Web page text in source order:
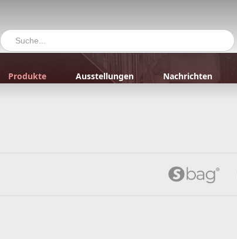
Produkte Ausstellungen Nachrichten